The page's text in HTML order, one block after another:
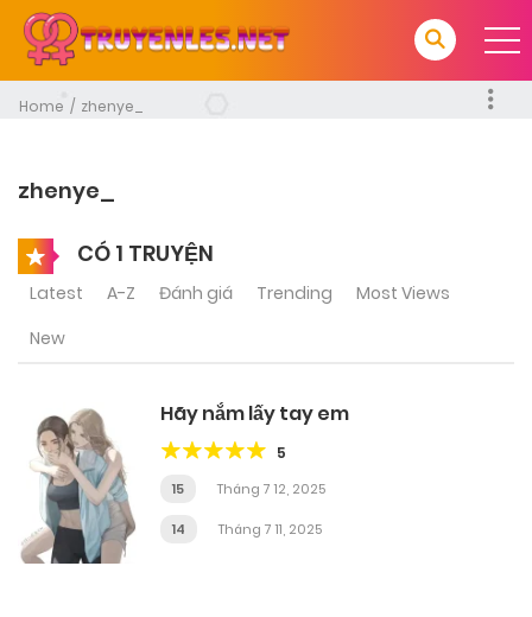
Home zhenye_
zhenye_
CÓ 1 TRUYỆN
Latest A-Z Đánh giá Trending
Most Views
New
Hãy nắm lấy tay em
5
15 Tháng 7 12, 2025
14 Tháng 7 11, 2025